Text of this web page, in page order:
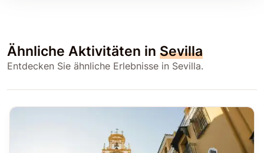
Ähnliche Aktivitäten in Sevilla
Entdecken Sie ähnliche Erlebnisse in Sevilla.